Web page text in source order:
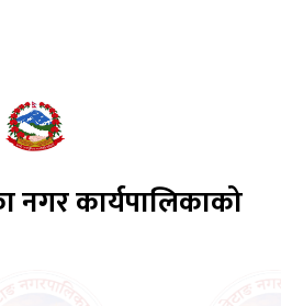
नगर कार्यपालिकाको